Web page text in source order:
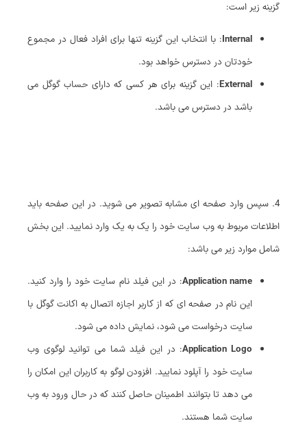
گزینه زیر است:
Internal: با انتخاب این گزینه تنها برای افراد فعال در مجموع
خودتان در دسترس خواهد بود.
External: این گزینه برای هر کسی که دارای حساب گوگل می
باشد در دسترس می باشد.
4. سپس وارد صفحه ای مشابه تصویر می شوید. در این صفحه باید
اطلاعات مربوط به وب سایت خود را یک به یک وارد نمایید. این بخش
شامل موارد زیر می باشد:
Application name: در این فیلد نام سایت خود را وارد کنید.
این نام در صفحه‌ ای که از کاربر اجازه اتصال به اکانت گوگل با
سایت درخواست می شود، نمایش داده می شود.
Application Logo: در این فیلد شما می توانید لوگوی وب
سایت خود را آپلود نمایید. افزودن لوگو به کاربران این امکان را
می دهد تا بتوانند اطمینان حاصل کنند که در حال ورود به وب
سایت شما هستند.